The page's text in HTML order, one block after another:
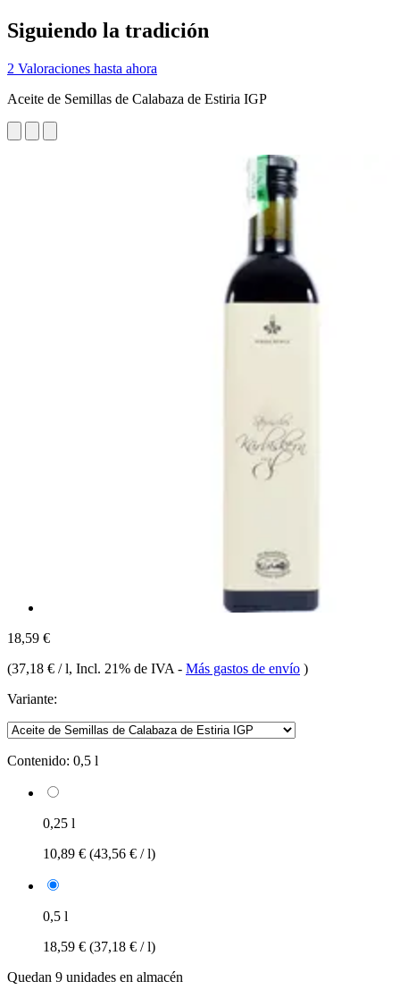
Siguiendo la tradición
2 Valoraciones hasta ahora
Aceite de Semillas de Calabaza de Estiria IGP
18,59 €
(37,18 € / l, Incl. 21% de IVA - Más gastos de envío )
Variante:
Contenido: 0,5 l
0,25 l
10,89 € (43,56 € / l)
0,5 l
18,59 € (37,18 € / l)
Quedan 9 unidades en almacén